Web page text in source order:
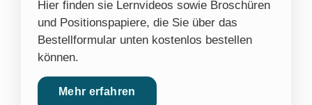
Hier finden sie Lernvideos sowie Broschüren
und Positionspapiere, die Sie über das
Bestellformular unten kostenlos bestellen
können.
Mehr erfahren